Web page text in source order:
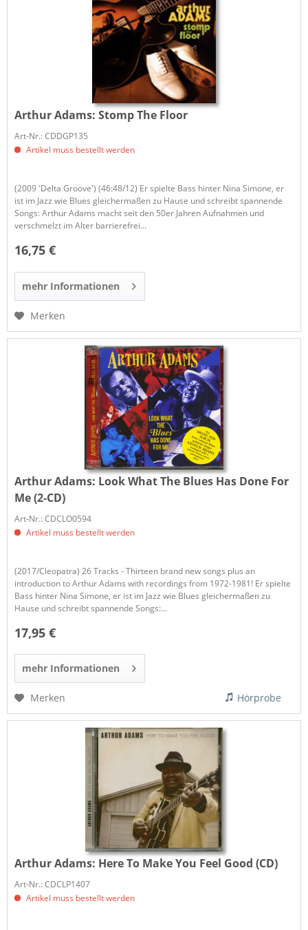
Arthur Adams:Stomp The Floor
Art-Nr.: CDDGP135
Artikel muss bestellt werden
(2009 'Delta Groove') (46:48/12) Er spielte Bass hinter Nina Simone, er
ist im Jazz wie Blues gleichermaßen zu Hause und schreibt spannende
Songs: Arthur Adams macht seit den 50er Jahren Aufnahmen und
verschmelzt im Alter barrierefrei...
16,75 €
mehr Informationen
Merken
Arthur Adams: Look What The Blues Has Done For
Me (2-CD)
Art-Nr.: CDCLO0594
Artikel muss bestellt werden
(2017/Cleopatra) 26 Tracks - Thirteen brand new songs plus an
introduction to Arthur Adams with recordings from 1972-1981! Er spielte
Bass hinter Nina Simone, er ist im Jazz wie Blues gleichermaßen zu
Hause und schreibt spannende Songs:...
17,95 €
mehr Informationen
Merken Hörprobe
Arthur Adams: Here To Make You Feel Good (CD)
Art-Nr.: CDCLP1407
Artikel muss bestellt werden